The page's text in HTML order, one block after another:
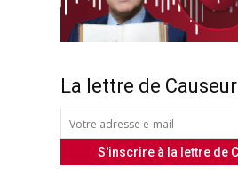
La lettre de Causeur